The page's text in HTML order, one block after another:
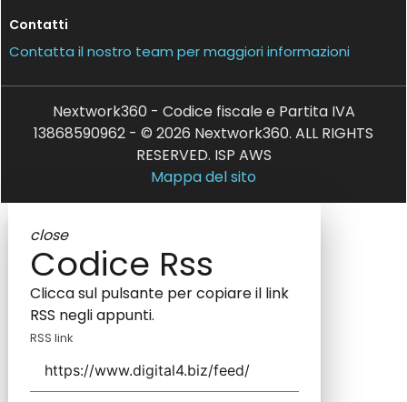
Contatti
Contatta il nostro team per maggiori informazioni
Nextwork360 - Codice fiscale e Partita IVA
13868590962 - © 2026 Nextwork360. ALL RIGHTS
RESERVED. ISP AWS
Mappa del sito
close
Codice Rss
Clicca sul pulsante per copiare il link
RSS negli appunti.
RSS link